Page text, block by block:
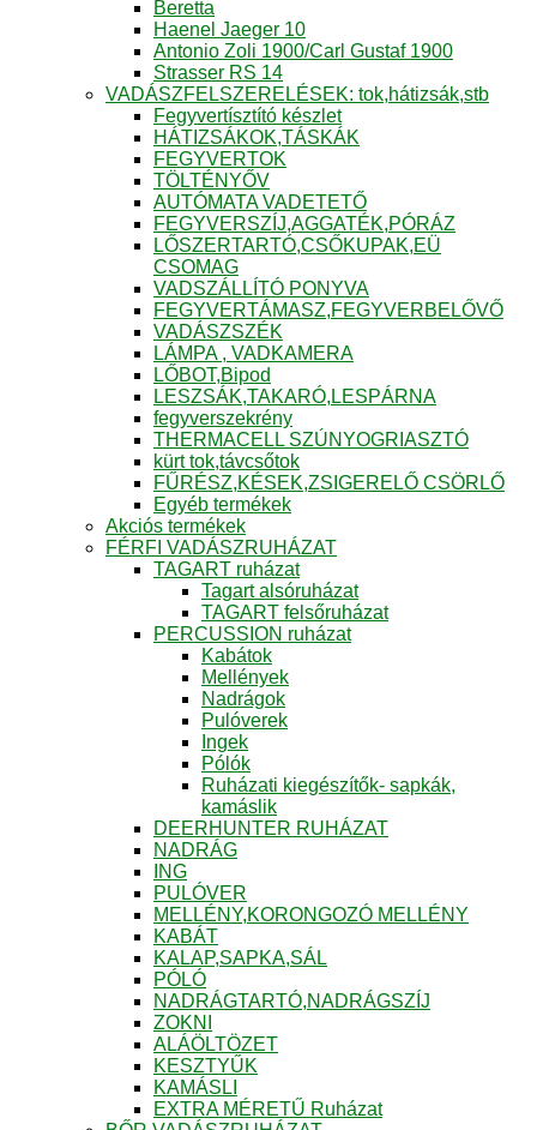
Beretta
Haenel Jaeger 10
Antonio Zoli 1900/Carl Gustaf 1900
Strasser RS 14
VADÁSZFELSZERELÉSEK: tok,hátizsák,stb
Fegyvertísztító készlet
HÁTIZSÁKOK,TÁSKÁK
FEGYVERTOK
TÖLTÉNYŐV
AUTÓMATA VADETETŐ
FEGYVERSZÍJ,AGGATÉK,PÓRÁZ
LŐSZERTARTÓ,CSŐKUPAK,EÜ
CSOMAG
VADSZÁLLÍTÓ PONYVA
FEGYVERTÁMASZ,FEGYVERBELŐVŐ
VADÁSZSZÉK
LÁMPA , VADKAMERA
LŐBOT,Bipod
LESZSÁK,TAKARÓ,LESPÁRNA
fegyverszekrény
THERMACELL SZÚNYOGRIASZTÓ
kürt tok,távcsőtok
FŰRÉSZ,KÉSEK,ZSIGERELŐ CSÖRLŐ
Egyéb termékek
Akciós termékek
FÉRFI VADÁSZRUHÁZAT
TAGART ruházat
Tagart alsóruházat
TAGART felsőruházat
PERCUSSION ruházat
Kabátok
Mellények
Nadrágok
Pulóverek
Ingek
Pólók
Ruházati kiegészítők- sapkák,
kamáslik
DEERHUNTER RUHÁZAT
NADRÁG
ING
PULÓVER
MELLÉNY,KORONGOZÓ MELLÉNY
KABÁT
KALAP,SAPKA,SÁL
PÓLÓ
NADRÁGTARTÓ,NADRÁGSZÍJ
ZOKNI
ALÁÖLTÖZET
KESZTYŰK
KAMÁSLI
EXTRA MÉRETŰ Ruházat